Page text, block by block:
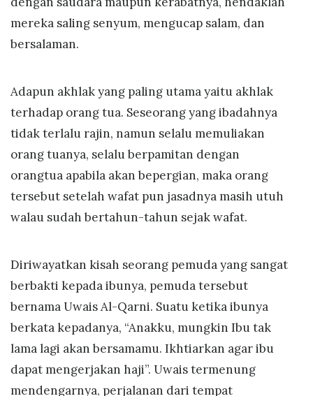
mereka saling senyum, mengucap salam, dan
bersalaman.
Adapun akhlak yang paling utama yaitu akhlak
terhadap orang tua. Seseorang yang ibadahnya
tidak terlalu rajin, namun selalu memuliakan
orang tuanya, selalu berpamitan dengan
orangtua apabila akan bepergian, maka orang
tersebut setelah wafat pun jasadnya masih utuh
walau sudah bertahun-tahun sejak wafat.
Diriwayatkan kisah seorang pemuda yang sangat
berbakti kepada ibunya, pemuda tersebut
bernama Uwais Al-Qarni. Suatu ketika ibunya
berkata kepadanya, “Anakku, mungkin Ibu tak
lama lagi akan bersamamu. Ikhtiarkan agar ibu
dapat mengerjakan haji”. Uwais termenung
mendengarnya, perjalanan dari tempat